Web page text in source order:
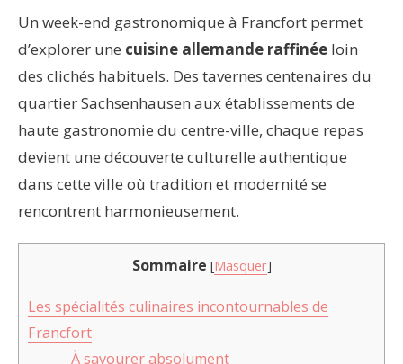
Un week-end gastronomique à Francfort permet
d’explorer une cuisine allemande raffinée loin
des clichés habituels. Des tavernes centenaires du
quartier Sachsenhausen aux établissements de
haute gastronomie du centre-ville, chaque repas
devient une découverte culturelle authentique
dans cette ville où tradition et modernité se
rencontrent harmonieusement.
Sommaire [Masquer]
Les spécialités culinaires incontournables de
Francfort
À savourer absolument